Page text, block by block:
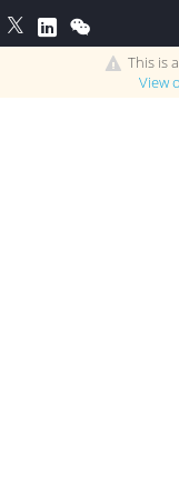
This is
View